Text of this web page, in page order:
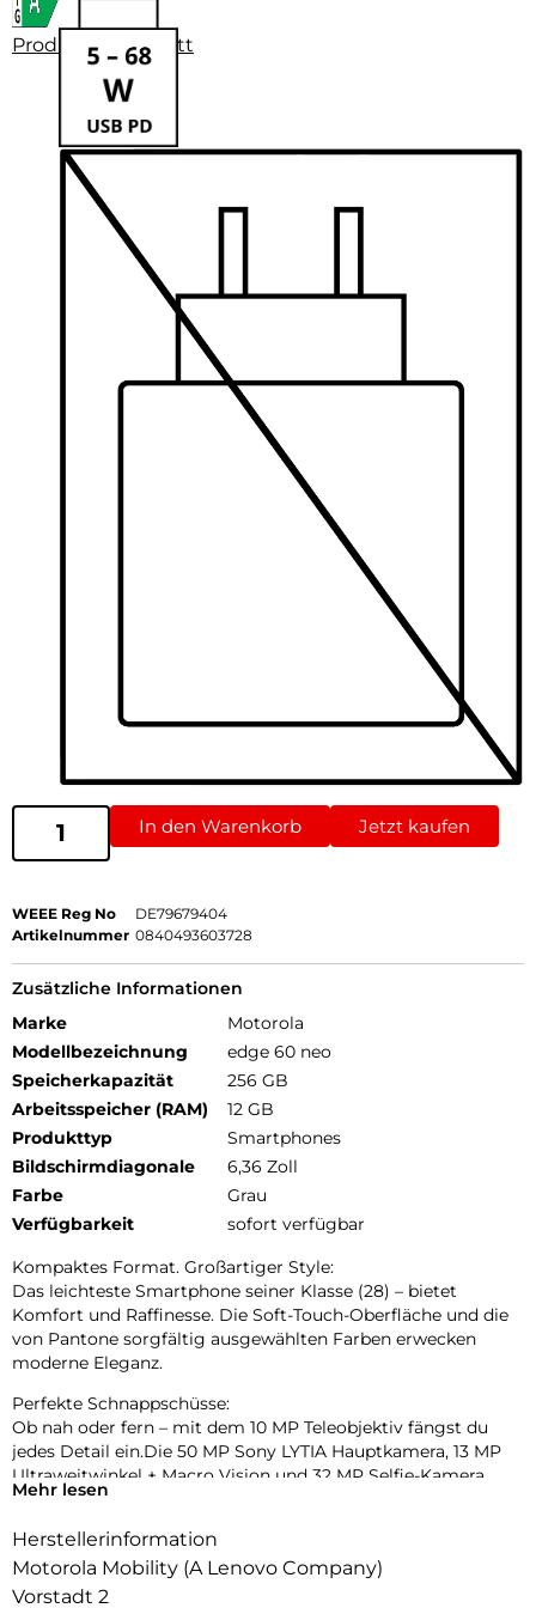
Produktdatenblatt
In den Warenkorb Jetzt kaufen
WEEE Reg No
DE79679404
Artikelnummer 0840493603728
Zusätzliche Informationen
Marke
Motorola
Modellbezeichnung
edge 60 neo
Speicherkapazität
256 GB
Arbeitsspeicher (RAM)
12 GB
Produkttyp
Smartphones
Bildschirmdiagonale
6,36 Zoll
Farbe
Grau
Verfügbarkeit
sofort verfügbar
Kompaktes Format. Großartiger Style:
Das leichteste Smartphone seiner Klasse (28) – bietet
Komfort und Raffinesse. Die Soft-Touch-Oberfläche und die
von Pantone sorgfältig ausgewählten Farben erwecken
moderne Eleganz.
Perfekte Schnappschüsse:
Ob nah oder fern – mit dem 10 MP Teleobjektiv fängst du
jedes Detail ein.Die 50 MP Sony LYTIA Hauptkamera, 13 MP
Ultraweitwinkel + Macro Vision und 32 MP Selfie-Kamera
sorgen für beeindruckende Ergebnisse in jeder Situation.
Das persönlichste Erlebnis:
mit moto ai (24). Mit moto ai (24) kannst du dir deinen Alltag
vereinfachen, indem du verpasste Benachrichtigungen
Mehr lesen
Herstellerinformation
Motorola Mobility (A Lenovo Company)
Vorstadt 2